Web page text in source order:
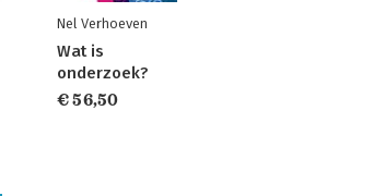
Nel Verhoeven
Wat is
onderzoek?
€ 56,50